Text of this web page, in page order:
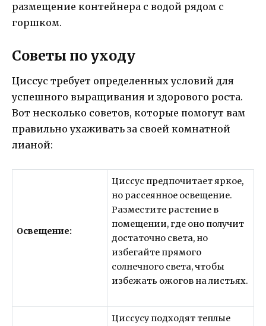
размещение контейнера с водой рядом с
горшком.
Советы по уходу
Циссус требует определенных условий для
успешного выращивания и здорового роста.
Вот несколько советов, которые помогут вам
правильно ухаживать за своей комнатной
лианой:
Освещение:
Циссус предпочитает яркое,
но рассеянное освещение.
Разместите растение в
помещении, где оно получит
достаточно света, но
избегайте прямого
солнечного света, чтобы
избежать ожогов на листьях.
Циссусу подходят теплые